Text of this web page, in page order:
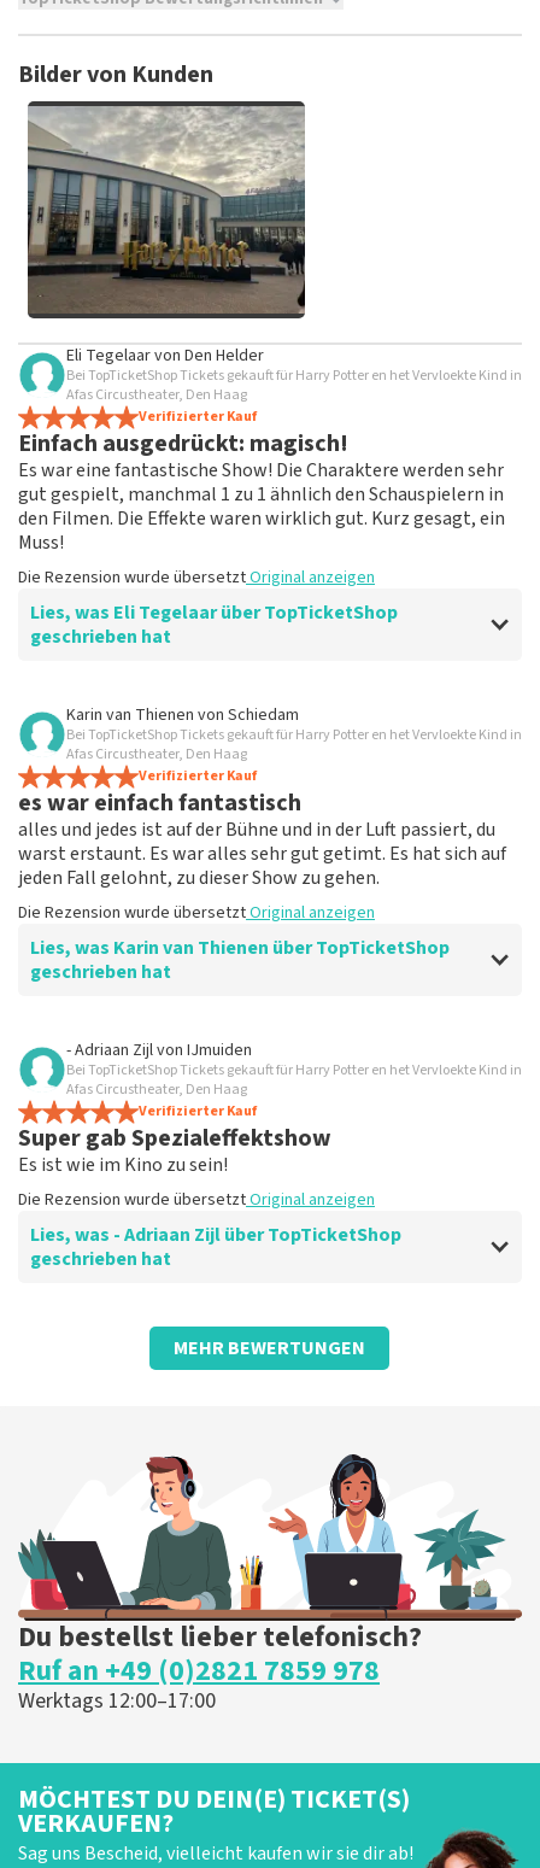
Es ist nicht möglich, eine Bewertung abzugeben, wenn du
beleidigender Sprache und/oder falschen Angaben werden
nicht veröffentlicht. Es kann einige Wochen dauern, bis eine
Bewertung veröffentlicht wird.
Bilder von Kunden
anzeigen
Eli Tegelaarvon Den Helder
Bei TopTicketShop Tickets gekauft für Harry Potter en het Vervloekte Kind in
Afas Circustheater, Den Haag
Verifizierter Kauf
Einfach ausgedrückt: magisch!
Es war eine fantastische Show! Die Charaktere werden sehr
gut gespielt, manchmal 1 zu 1 ähnlich den Schauspielern in
den Filmen. Die Effekte waren wirklich gut. Kurz gesagt, ein
Muss!
Die Rezension wurde übersetztOriginal anzeigen
Lies, was Eli Tegelaar über TopTicketShop
geschrieben hat
Bewertung von Eli Tegelaar über
Alles funktioniert
Alles hat einwandfrei funktioniert.
Die Rezension wurde übersetztOriginal anzeigen
Karin van Thienen von Schiedam
Bei TopTicketShop Tickets gekauft für Harry Potter en het Vervloekte Kind in
Afas Circustheater, Den Haag
Verifizierter Kauf
es war einfach fantastisch
alles und jedes ist auf der Bühne und in der Luft passiert, du
warst erstaunt. Es war alles sehr gut getimt. Es hat sich auf
jeden Fall gelohnt, zu dieser Show zu gehen.
Die Rezension wurde übersetztOriginal anzeigen
Lies, was Karin van Thienen über TopTicketShop
geschrieben hat
Bewertung von Karin van Thienen über
es lief sehr reibungslos
Die Tickets waren einfach zu buchen
Die Rezension wurde übersetztOriginal anzeigen
- Adriaan Zijlvon IJmuiden
Bei TopTicketShop Tickets gekauft für Harry Potter en het Vervloekte Kind in
Afas Circustheater, Den Haag
Verifizierter Kauf
Super gab Spezialeffektshow
Es ist wie im Kino zu sein!
Die Rezension wurde übersetztOriginal anzeigen
Lies, was - Adriaan Zijl über TopTicketShop
geschrieben hat
Bewertung von - Adriaan Zijl überTopTicketShop
Nett, einfach und gut
MEHR BEWERTUNGEN
Du bestellst lieber telefonisch?
Ruf an +49 (0)2821 7859 978
Werktags 12:00–17:00
MÖCHTEST DU DEIN(E) TICKET(S)
VERKAUFEN?
Sag uns Bescheid, vielleicht kaufen wir sie dir ab!